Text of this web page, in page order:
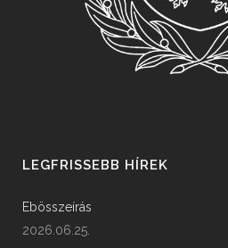
LEGFRISSEBB HÍREK
Ebösszeírás
2026.06.25.